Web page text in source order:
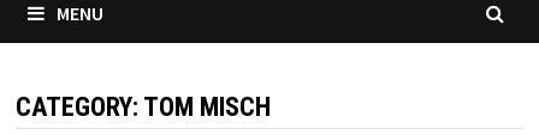
MENU
CATEGORY: TOM MISCH